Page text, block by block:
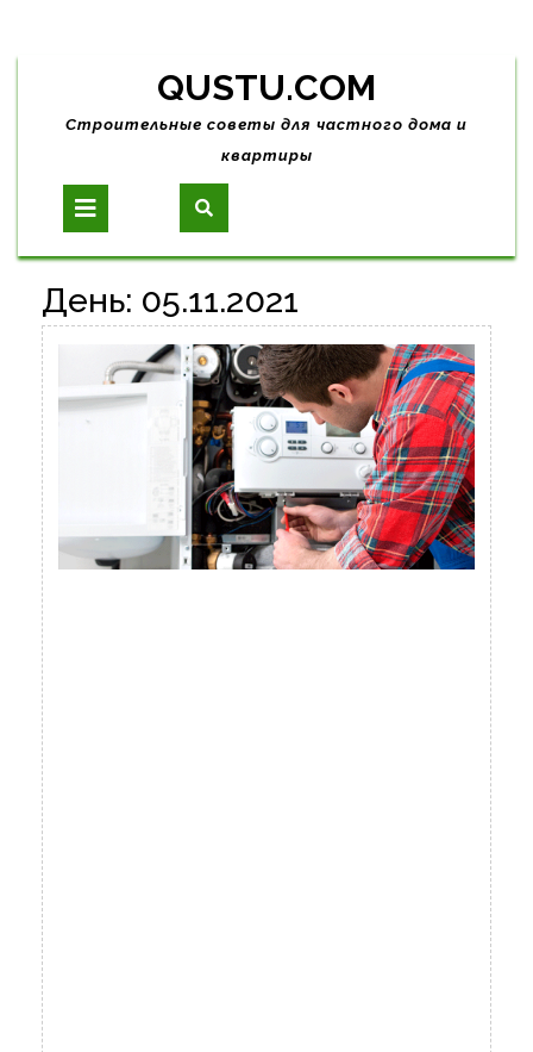
Skip
content
QUSTU.COM
Строительные советы для частного дома и
квартиры
Open
Button
День: 05.11.2021